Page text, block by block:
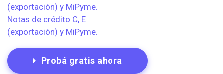
(exportación) y MiPyme.
Notas de crédito C, E
(exportación) y MiPyme.
Probá gratis ahora